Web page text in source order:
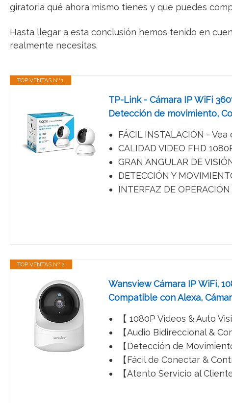
giratoria qué ahora mismo tienes y que puedes
Hasta llegar a esta conclusión hemos tenido en
realmente necesitas.
TOP VENTAS Nº 1
TP-Link - Cámara IP WiFi
Detección de movimiento,
FÁCIL INSTALACIÓN -
CALIDAD VIDEO FHD
GRAN ANGULAR DE
DETECCIÓN Y
INTERFAZ DE
TOP VENTAS Nº 2
Wansview Cámara IP WiFi,
Compatible con Alexa,
【 1080P Videos & Auto
【Audio Bidireccional &
【Detección de
【Fácil de Conectar &
【Atento Servicio al